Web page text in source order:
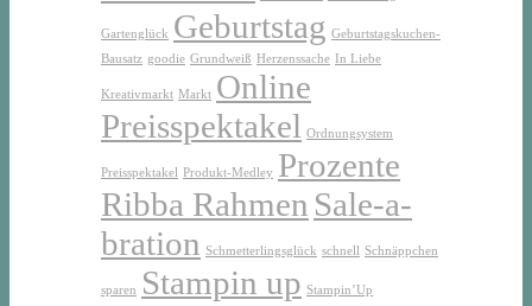
Gartenglück Geburtstag Geburtstagskuchen-
Bausatz goodie Grundweiß Herzenssache In Liebe
Kreativmarkt Markt Online
Preisspektakel
Ordnungsystem
Preisspektakel Produkt-Medley Prozente
Ribba Rahmen Sale-a-
bration Schmetterlingsglück schnell Schnäppchen
sparen Stampin up Stampin’Up